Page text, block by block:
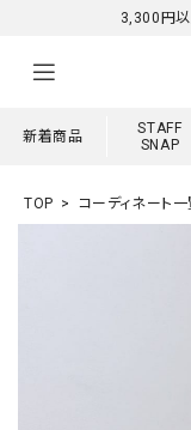
3,300円以
新着商品
STAFF
SNAP
TOP コーディネート一